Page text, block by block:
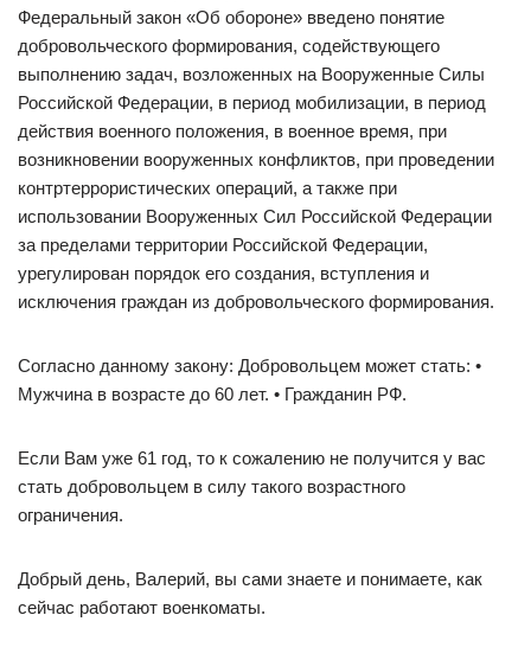
Федеральный закон «Об обороне» введено понятие
добровольческого формирования, содействующего
выполнению задач, возложенных на Вооруженные Силы
Российской Федерации, в период мобилизации, в период
действия военного положения, в военное время, при
возникновении вооруженных конфликтов, при проведении
контртеррористических операций, а также при
использовании Вооруженных Сил Российской Федерации
за пределами территории Российской Федерации,
урегулирован порядок его создания, вступления и
исключения граждан из добровольческого формирования.
Согласно данному закону: Добровольцем может стать: •
Мужчина в возрасте до 60 лет. • Гражданин РФ.
Если Вам уже 61 год, то к сожалению не получится у вас
стать добровольцем в силу такого возрастного
ограничения.
Добрый день, Валерий, вы сами знаете и понимаете, как
сейчас работают военкоматы.